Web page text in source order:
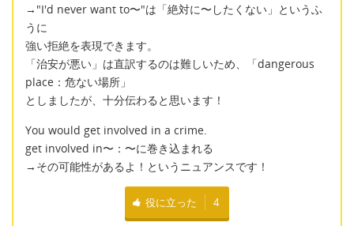
→"I'd never want to〜"は「絶対に〜したくない」というふ
うに
強い拒絶を表現できます。
「治安が悪い」は直訳するのは難しいため、「dangerous
place：危ない場所」
としましたが、十分伝わると思います！
You would get involved in a crime.
get involved in〜：〜に巻き込まれる
→その可能性があるよ！というニュアンスです！
役に立った 4